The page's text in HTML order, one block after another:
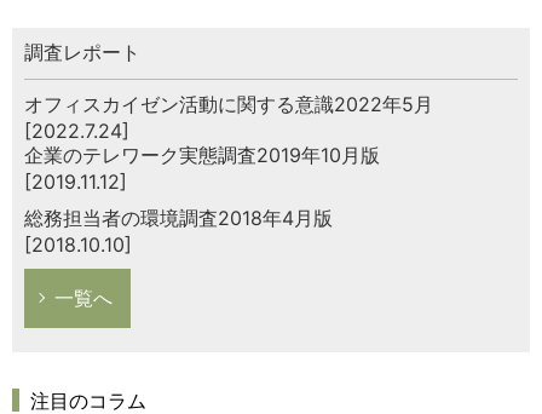
調査レポート
オフィスカイゼン活動に関する意識2022年5月
[2022.7.24]
企業のテレワーク実態調査2019年10月版
[2019.11.12]
総務担当者の環境調査2018年4月版
[2018.10.10]
一覧へ
注目のコラム